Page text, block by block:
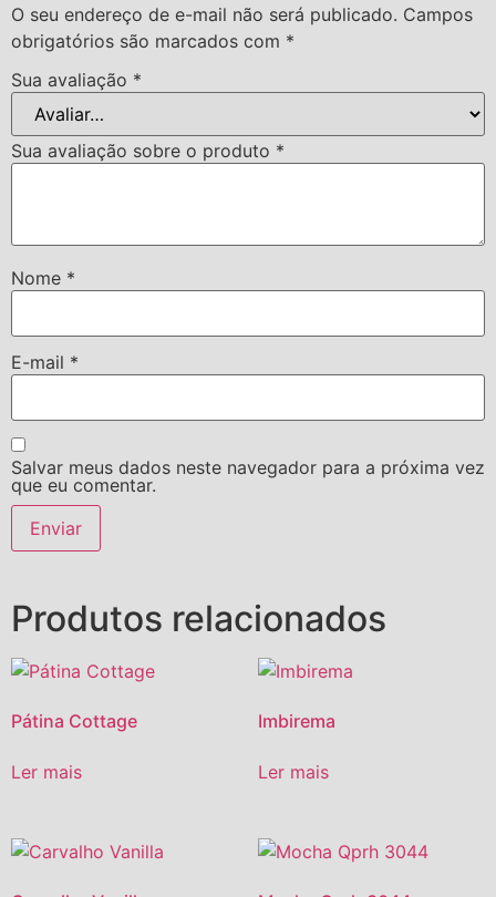
O seu endereço de e-mail não será publicado. Campos
obrigatórios são marcados com *
Sua avaliação *
Sua avaliação sobre o produto *
Nome *
E-mail *
Salvar meus dados neste navegador para a próxima vez
que eu comentar.
Produtos relacionados
Pátina Cottage
Ler mais
Imbirema
Ler mais